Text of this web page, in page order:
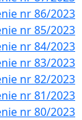
nr 86/2023
nr 85/2023
nr 84/2023
nr 83/2023
nr 82/2023
nr 81/2023
nr 80/2023